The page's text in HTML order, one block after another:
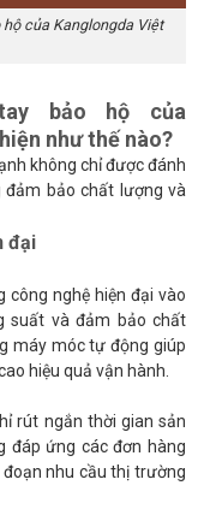
của Kanglongda Việt
bảo hộ của
như thế nào?
không chỉ được đánh
bảo chất lượng và
đại
công nghệ hiện đại vào
suất và đảm bảo chất
máy móc tự động giúp
hiệu quả vận hành.
rút ngắn thời gian sản
đáp ứng các đơn hàng
nhu cầu thị trường